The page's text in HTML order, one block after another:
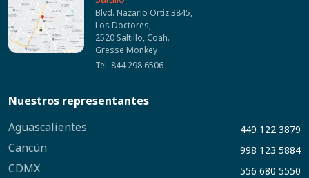
Blvd. Nazario Ortiz 3845,
Los Doctores,
2520 Saltillo, Coah.
Gresse Monkey
Tel. 844 298 6506
Nuestros representantes
Aguascalientes
449 122 3879
Cancún 998 123 5884
CDMX 556 680 5550